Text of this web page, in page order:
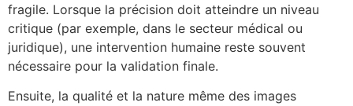
fragile. Lorsque la précision doit atteindre un niveau
critique (par exemple, dans le secteur médical ou
juridique), une intervention humaine reste souvent
nécessaire pour la validation finale.
Ensuite, la qualité et la nature même des images